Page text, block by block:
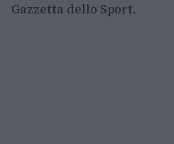
Gazzetta dello Sport.